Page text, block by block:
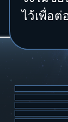
ไว้เพื่อต่